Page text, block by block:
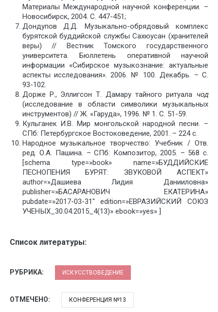
Материалы Международной научной конференции. –
Новосибирск, 2004. С. 447-451;
Дондупов Д.Д. Музыкально-обрядовый комплекс
бурятской буддийской службы Сахюусан (хранителей
веры) // Вестник Томского государственного
университета. Бюллетень оперативной научной
информации «Сибирское музыкознание: актуальные
аспекты исследования». 2006. № 100. Декабрь. – С.
93-102.
Дорже Р., Эллигсон Т. Дамару тайного ритуала чод
(исследование в области символики музыкальных
инструментов) // Ж. «Гаруда», 1996. № 1. С. 51-59.
Кульганек И.В. Мир монгольской народной песни. –
СПб: Петербургское Востоковедение, 2001. – 224 с.
Народное музыкальное творчество: Учебник / Отв.
ред. О.А. Пашина. – СПб: Композитор, 2005. – 568 с.
[schema type=»book» name=»БУДДИЙСКИЕ
ПЕСНОПЕНИЯ БУРЯТ: ЗВУКОВОЙ АСПЕКТ»
author=»Дашиева Лидия Данииловна»
publisher=»БАСАРАНОВИЧ ЕКАТЕРИНА»
pubdate=»2017-03-31″ edition=»ЕВРАЗИЙСКИЙ СОЮЗ
УЧЕНЫХ_30.04.2015_4(13)» ebook=»yes» ]
Список литературы:
РУБРИКА: ИСКУССТВОВЕДЕНИЕ
ОТМЕЧЕНО: КОНФЕРЕНЦИЯ №13